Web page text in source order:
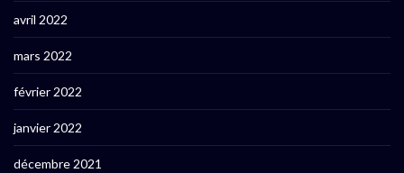
avril 2022
mars 2022
février 2022
janvier 2022
décembre 2021